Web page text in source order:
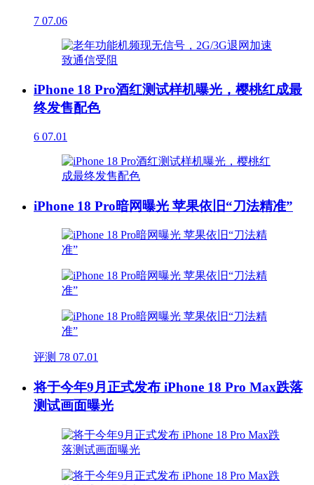
7 07.06
iPhone 18 Pro酒红测试样机曝光，樱桃红成最
终发售配色
6 07.01
iPhone 18 Pro暗网曝光 苹果依旧“刀法精准”
评测 78 07.01
将于今年9月正式发布 iPhone 18 Pro Max跌落
测试画面曝光